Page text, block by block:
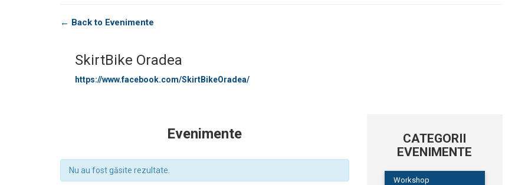
← Back to Evenimente
SkirtBike Oradea
https://www.facebook.com/SkirtBikeOradea/
Evenimente
Nu au fost găsite rezultate.
CATEGORII
EVENIMENTE
Workshop